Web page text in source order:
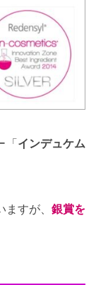
「インデュケム
すが、 銀賞を